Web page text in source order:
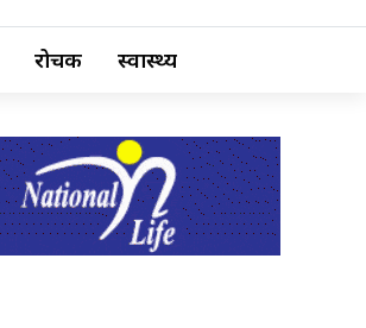
रोचक स्वास्थ्य